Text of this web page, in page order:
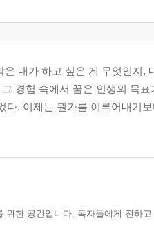
은 내가 하고 싶은 게 무엇인지,
경험 속에서 꿈은 인생의 목
다. 이제는 뭔가를 이루어내기
위한 공간입니다. 독자들에게 전하